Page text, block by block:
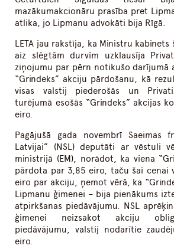
mazākumakcionāru prasība pret
atlika, jo Lipmanu advokāti bija Rīgā.
LETA jau rakstīja, ka Ministru kabinets
aiz slēgtām durvīm uzklausīja
ziņojumu par pērn notikušo darījumā
“Grindeks” akciju pārdošanu, kā
visas valstij piederošās un
turējumā esošās “Grindeks” akcijas
eiro.
Pagājušā gada novembrī Saeimas
Latvijai” (NSL) deputāti ar vēstuli
ministrijā (EM), norādot, ka viena
pārdota par 3,85 eiro, taču šai cenai
eiro par akciju, ņemot vērā, ka
Lipmanu ģimenei – bija pienākums
atpirkšanas piedāvājumu. NSL
ģimenei neizsakot akciju
piedāvājumu, valstij nodarītie
eiro.